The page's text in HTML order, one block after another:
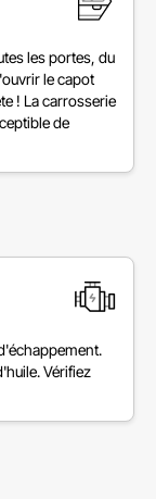
les portes, du
le capot
! La carrosserie
de
Vérifiez